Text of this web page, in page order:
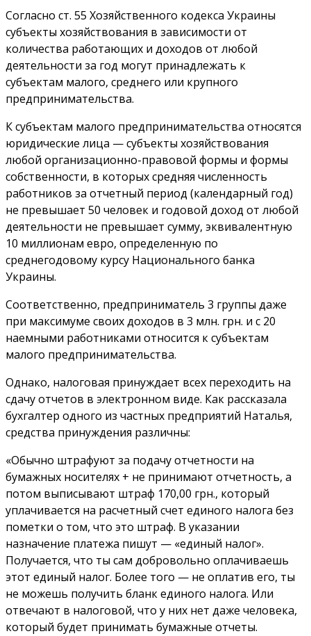
Согласно ст. 55 Хозяйственного кодекса Украины
субъекты хозяйствования в зависимости от
количества работающих и доходов от любой
деятельности за год могут принадлежать к
субъектам малого, среднего или крупного
предпринимательства.
К субъектам малого предпринимательства относятся
юридические лица — субъекты хозяйствования
любой организационно-правовой формы и формы
собственности, в которых средняя численность
работников за отчетный период (календарный год)
не превышает 50 человек и годовой доход от любой
деятельности не превышает сумму, эквивалентную
10 миллионам евро, определенную по
среднегодовому курсу Национального банка
Украины.
Соответственно, предприниматель 3 группы даже
при максимуме своих доходов в 3 млн. грн. и с 20
наемными работниками относится к субъектам
малого предпринимательства.
Однако, налоговая принуждает всех переходить на
сдачу отчетов в электронном виде. Как рассказала
бухгалтер одного из частных предприятий Наталья,
средства принуждения различны:
«Обычно штрафуют за подачу отчетности на
бумажных носителях + не принимают отчетность, а
потом выписывают штраф 170,00 грн., который
уплачивается на расчетный счет единого налога без
пометки о том, что это штраф. В указании
назначение платежа пишут — «единый налог».
Получается, что ты сам добровольно оплачиваешь
этот единый налог. Более того — не оплатив его, ты
не можешь получить бланк единого налога. Или
отвечают в налоговой, что у них нет даже человека,
который будет принимать бумажные отчеты.